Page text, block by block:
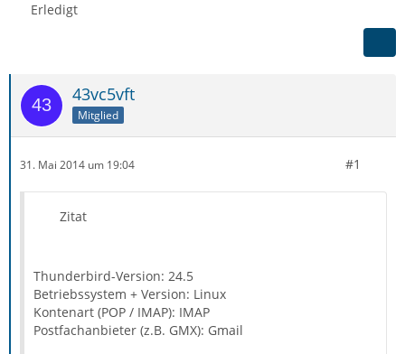
Erledigt
43vc5vft
Mitglied
31. Mai 2014 um 19:04 #1
Zitat
Thunderbird-Version: 24.5
Betriebssystem + Version: Linux
Kontenart (POP / IMAP): IMAP
Postfachanbieter (z.B. GMX): Gmail